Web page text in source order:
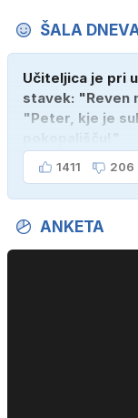
ŠALA
Učiteljica je pri
stavek: "Reven
"Peter, kje je
1411 206
ANKETA